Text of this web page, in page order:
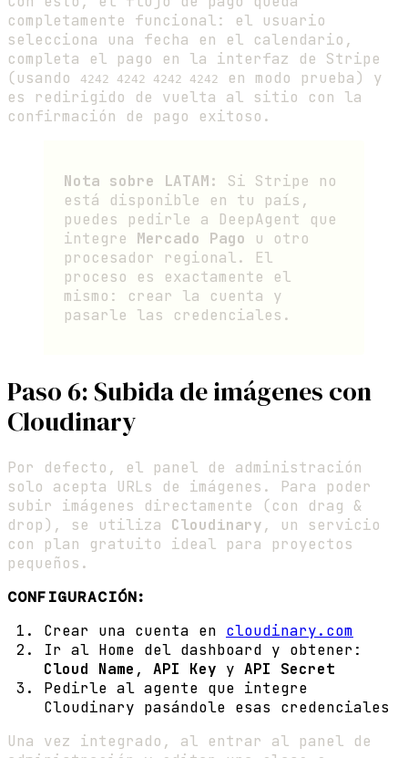
completamente funcional: el usuario
selecciona una fecha en el calendario,
completa el pago en la interfaz de Stripe
(usando
4242 4242 4242 4242
en modo prueba) y
es redirigido de vuelta al sitio con la
confirmación de pago exitoso.
Nota sobre LATAM:
Si Stripe no
está disponible en tu país,
puedes pedirle a DeepAgent que
integre Mercado Pago
u otro
procesador regional. El
proceso es exactamente el
mismo: crear la cuenta y
pasarle las credenciales.
Paso 6: Subida de imágenes con
Cloudinary
Por defecto, el panel de administración
solo acepta URLs de imágenes. Para poder
subir imágenes directamente (con drag &
drop), se utiliza Cloudinary, un servicio
con plan gratuito ideal para proyectos
pequeños.
CONFIGURACIÓN:
Crear una cuenta en cloudinary.com
Ir al Home del dashboard y obtener:
Cloud Name , API Key y API Secret
Pedirle al agente que integre
Cloudinary pasándole esas credenciales
Una vez integrado, al entrar al panel de